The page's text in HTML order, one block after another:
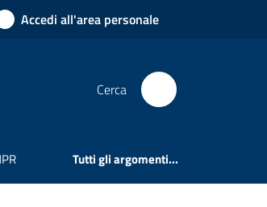
Accedi all'area personale
Cerca
Tutti gli argomenti...